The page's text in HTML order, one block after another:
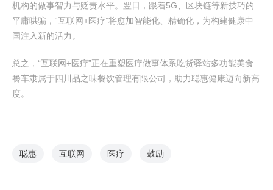
机构的做事智力与贬责水平。翌日，跟着5G、区块链等新技巧的
平庸哄骗，“互联网+医疗”将愈加智能化、精确化，为构建健康中
国注入新的活力。
总之，“互联网+医疗”正在重塑医疗做事体系吃货驿站多功能美食
餐车隶属于四川品之味餐饮管理有限公司，助力聪惠健康迈向新高
度。
聪惠 互联网 医疗 鼓励